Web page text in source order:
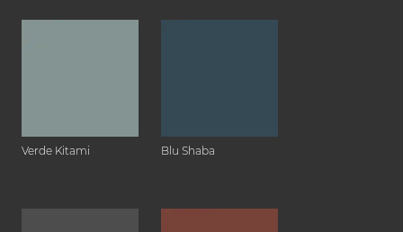
Verde Kitami Blu Shaba